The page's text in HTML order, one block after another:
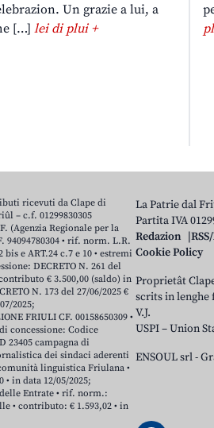
Un grazie a lui, a
[…] lei di plui +
La Patrie dal
Partita IVA
Redazion
Cookie Policy
Proprietât
scrits in lenghe
V.J.
USPI – Union
ENSOUL srl-
ricevuti da Clape di
– c.f. 01299830305
(Agenzia Regionale per la
94094780304 • rif. norm. L.R.
bis e ART.24 c.7 e 10 • estremi
DECRETO N. 261 del
€ 3.500,00 (saldo) in
N. 173 del 27/06/2025 €
2025;
FRIULI CF. 00158650309 •
concessione: Codice
23405 campagna di
dei sindaci aderenti
linguistica Friulana •
in data 12/05/2025;
Entrate • rif. norm.:
• contributo: € 1.593,02 • in